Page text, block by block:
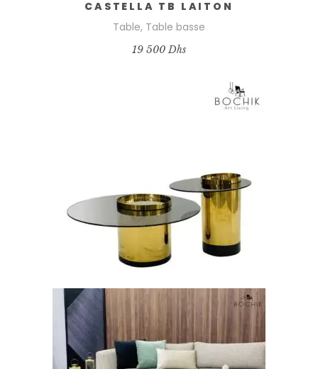
CASTELLA TB LAITON
Table, Table basse
19 500Dhs
AJOUTER AU PANIER